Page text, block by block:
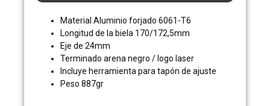
Material Aluminio forjado 6061-T6
Longitud de la biela 170/172,5mm
Eje de 24mm
Terminado arena negro / logo laser
Incluye herramienta para tapón de ajuste
Peso 887gr